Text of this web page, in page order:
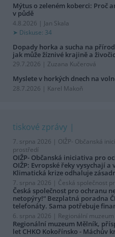
Mýtus o zeleném koberci: Proč
v půdě
4.8.2026 | Jan Skala
Diskuse: 34
Dopady horka a sucha na
jak může žíznivé krajině a
29.7.2026 | Zuzana Kučerová
Myslete v horkých dnech na
28.7.2026 | Karel Makoň
tiskové zprávy
7. srpna 2026 | OIŽP- Občanská
prostředí
OIŽP- Občanská iniciativa pro
OIŽP: Evropské řeky vysychají a
Klimatická krize odhaluje
7. srpna 2026 | Česká společnost
Česká společnost pro ochranu
netopýry!“ Bezplatná poradna
telefonáty. Sama potřebuje
6. srpna 2026 | Regionální
Regionální muzeum Mělník,
let CHKO Kokořínsko - Máchův